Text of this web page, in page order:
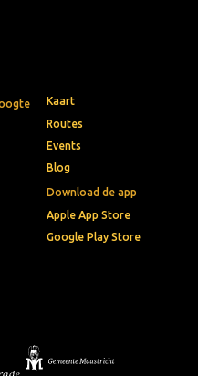
Download de app
Apple App Store
Google Play Store
Kaart
Routes
Events
Blog